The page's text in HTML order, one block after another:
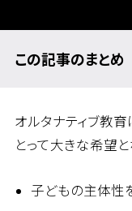
この記事のまとめ
オルタナティブ教
とって大きな希望と
子どもの主体性